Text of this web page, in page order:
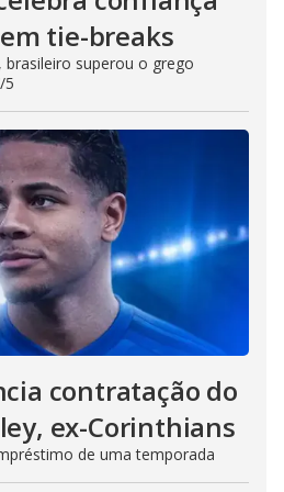
tie-breaks
superou o grego
5
contratação do
ex-Corinthians
de uma temporada